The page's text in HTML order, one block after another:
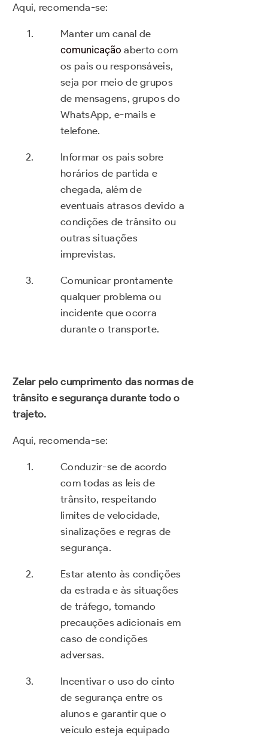
Aqui, recomenda-se:
Manter um canal de
comunicação aberto com
os pais ou responsáveis,
seja por meio de grupos
de mensagens, grupos do
WhatsApp, e-mails e
telefone.
Informar os pais sobre
horários de partida e
chegada, além de
eventuais atrasos devido a
condições de trânsito ou
outras situações
imprevistas.
Comunicar prontamente
qualquer problema ou
incidente que ocorra
durante o transporte.
Zelar pelo cumprimento das normas de
trânsito e segurança durante todo o
trajeto.
Aqui, recomenda-se:
Conduzir-se de acordo
com todas as leis de
trânsito, respeitando
limites de velocidade,
sinalizações e regras de
segurança.
Estar atento às condições
da estrada e às situações
de tráfego, tomando
precauções adicionais em
caso de condições
adversas.
Incentivar o uso do cinto
de segurança entre os
alunos e garantir que o
veículo esteja equipado